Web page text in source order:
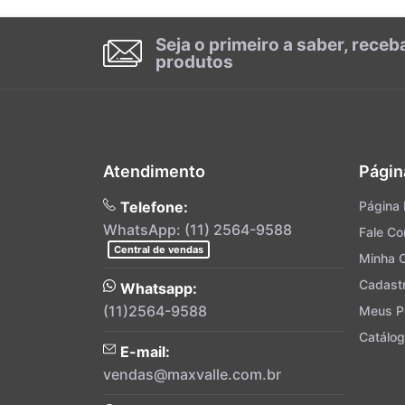
Seja o primeiro a saber,
produtos
Atendimento
Telefone:
WhatsApp: (11) 2564-9588
Central de vendas
Whatsapp:
(11)2564-9588
E-mail:
vendas@maxvalle.com.br
Página
Fale
Minha
Meus